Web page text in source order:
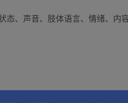
态、声音、肢体语言、情绪、内